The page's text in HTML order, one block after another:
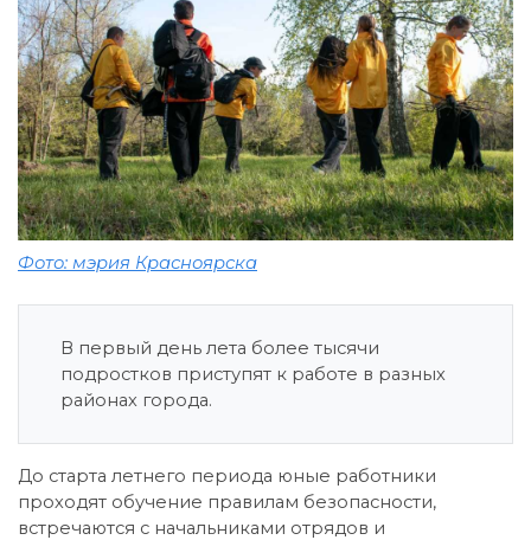
Фото: мэрия Красноярска
В первый день лета более тысячи
подростков приступят к работе в разных
районах города.
До старта летнего периода юные работники
проходят обучение правилам безопасности,
встречаются с начальниками отрядов и